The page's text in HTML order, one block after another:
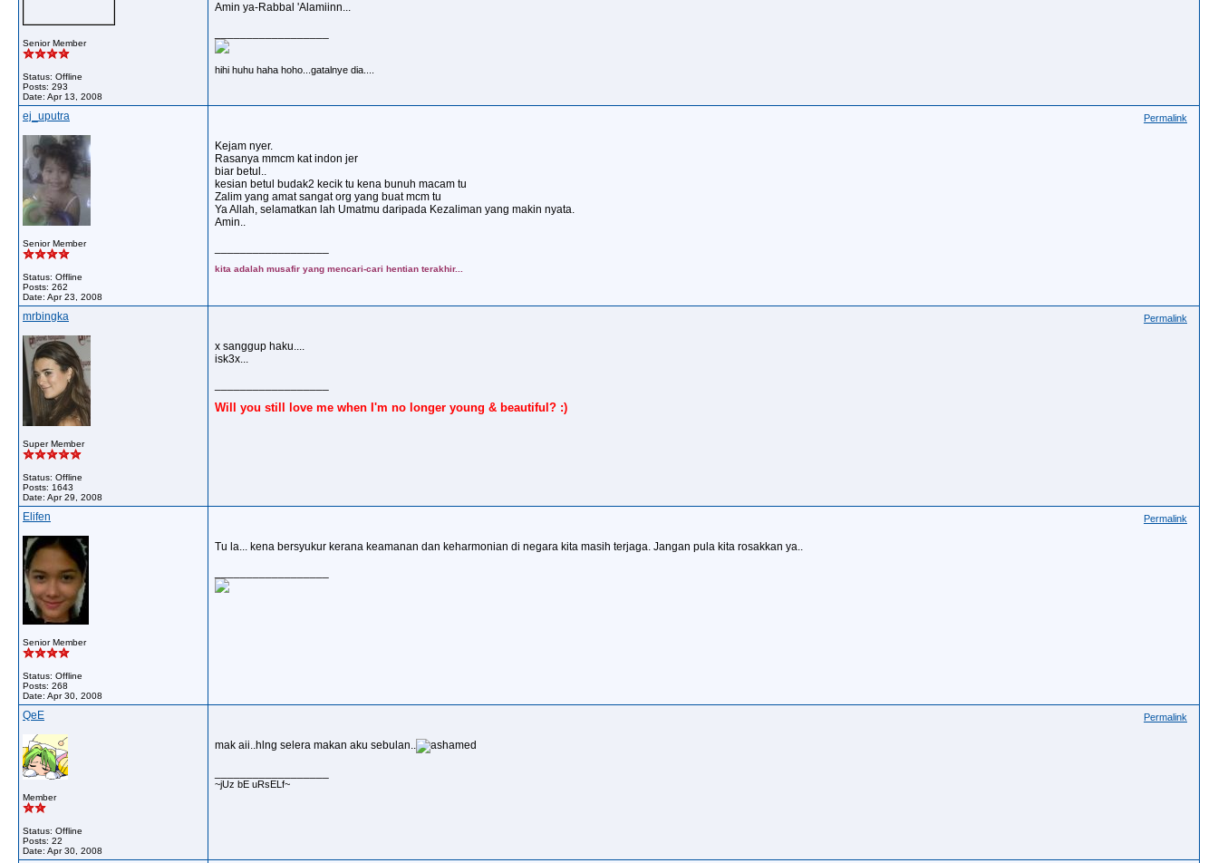
Senior Member
Status: Offline
Posts: 293
Date: Apr 13, 2008
Amin ya-Rabbal 'Alamiinn...
hihi huhu haha hoho...gatalnye dia....
ej_uputra
Senior Member
Status: Offline
Posts: 262
Date: Apr 23, 2008
Permalink
Kejam nyer.
Rasanya mmcm kat indon jer
biar betul..
kesian betul budak2 kecik tu kena bunuh macam tu
Zalim yang amat sangat org yang buat mcm tu
Ya Allah, selamatkan lah Umatmu daripada Kezaliman yang makin nyata.
Amin..
kita adalah musafir yang mencari-cari hentian terakhir...
mrbingka
Super Member
Status: Offline
Posts: 1643
Date: Apr 29, 2008
Permalink
x sanggup haku....
isk3x...
Will you still love me when I'm no longer young & beautiful? :)
Elifen
Senior Member
Status: Offline
Posts: 268
Date: Apr 30, 2008
Permalink
Tu la... kena bersyukur kerana keamanan dan keharmonian di negara kita masih terjaga. Jangan pula kita rosakkan ya..
QeE
Member
Status: Offline
Posts: 22
Date: Apr 30, 2008
Permalink
mak aii..hlng selera makan aku sebulan..
~jUz bE uRsELf~